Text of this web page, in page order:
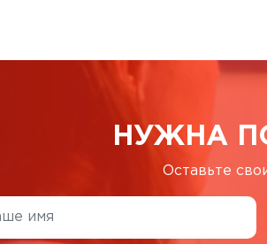
НУЖНА
Оставьте